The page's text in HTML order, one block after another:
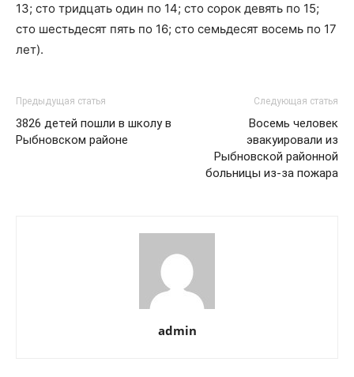
13; сто тридцать один по 14; сто сорок девять по 15;
сто шестьдесят пять по 16; сто семьдесят восемь по 17
лет).
Предыдущая статья
3826 детей пошли в школу в
Рыбновском районе
Следующая статья
Восемь человек
эвакуировали из
Рыбновской районной
больницы из-за пожара
admin